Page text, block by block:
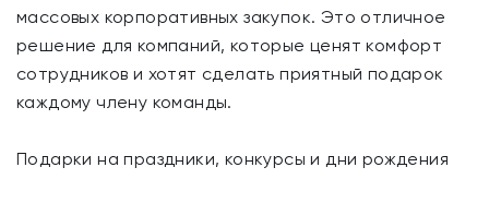
массовых корпоративных закупок. Это отличное
решение для компаний, которые ценят комфорт
сотрудников и хотят сделать приятный подарок
каждому члену команды.
Подарки на праздники, конкурсы и дни рождения